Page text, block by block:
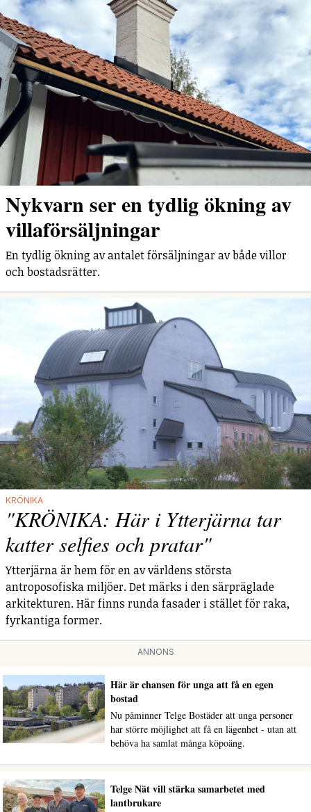
Nykvarn ser en tydlig ökning av
villaförsäljningar
En tydlig ökning av antalet försäljningar av både villor
och bostadsrätter.
KRÖNIKA
"KRÖNIKA: Här i Ytterjärna tar
katter selfies och pratar"
Ytterjärna är hem för en av världens största
antroposofiska miljöer. Det märks i den särpräglade
arkitekturen. Här finns runda fasader i stället för raka,
fyrkantiga former.
ANNONS
Här är chansen för unga att få en egen
bostad
Nu påminner Telge Bostäder att unga personer
har större möjlighet att få en lägenhet - utan att
behöva ha samlat många köpoäng.
Telge Nät vill stärka samarbetet med
lantbrukare